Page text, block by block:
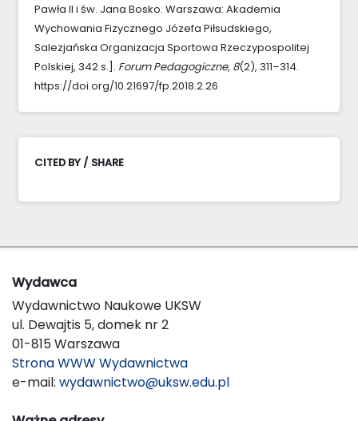
Pawła II i św. Jana Bosko. Warszawa: Akademia
Wychowania Fizycznego Józefa Piłsudskiego,
Salezjańska Organizacja Sportowa Rzeczypospolitej
Polskiej, 342 s.]. Forum Pedagogiczne, 8(2), 311–314.
https://doi.org/10.21697/fp.2018.2.26
CITED BY / SHARE
Wydawca
Wydawnictwo Naukowe UKSW
ul. Dewajtis 5, domek nr 2
01-815 Warszawa
Strona WWW Wydawnictwa
e-mail: wydawnictwo@uksw.edu.pl